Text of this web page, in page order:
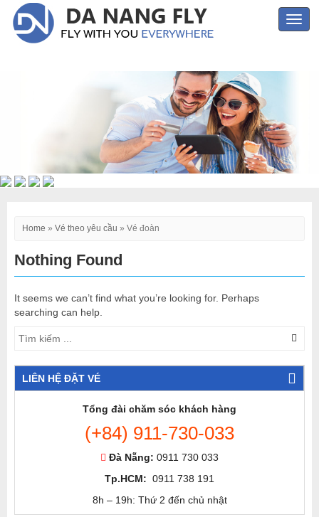
Home » Vé theo yêu cầu » Vé đoàn
Nothing Found
It seems we can’t find what you’re looking for. Perhaps
searching can help.
LIÊN HỆ ĐẶT VÉ
Tổng đài chăm sóc khách hàng
(+84) 911-730-033
Đà Nẵng: 0911 730 033
Tp.HCM: 0911 738 191
8h – 19h: Thứ 2 đến chủ nhật